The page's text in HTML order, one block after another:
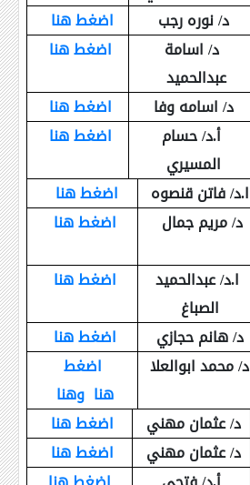
د/ نوره رجب
اضغط هنا
د/ اسامة
عبدالحميد
اضغط هنا
د/ اسامه وفا
اضغط هنا
أ.د/ حسام
المسيري
اضغط هنا
ا.د/ فاتن قنصوه
اضغط هنا
د/ مريم جمال اضغط هنا
ا.د/ عبدالحميد
الصباغ
اضغط هنا
د/ هانم حجازي
اضغط هنا
د/ محمد ابوالعلا
اضغط
هنا وهنا
د/ عثمان مهني
اضغط هنا
د/ عثمان مهني
اضغط هنا